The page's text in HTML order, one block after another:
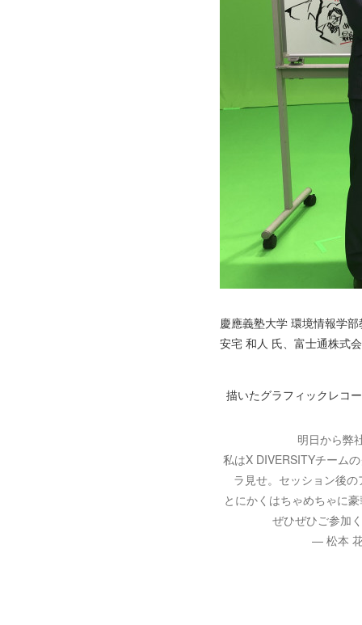
慶應義塾大学 環境情報学
安宅 和人 氏、富士通株式
描いたグラフィックレコ
明日から弊
私はX DIVERSITYチーム
ラ見せ。セッション後
とにかくはちゃめちゃに
ぜひぜひご参加
— 松本